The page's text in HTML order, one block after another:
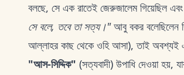
বলছে, সে এক রাতেই জেরুজালেম গিয়েছিল
সে বলে, তবে তা সত্য।"আবু বকর বলেছিলেন
আল্লাহর কাছ থেকে ওহি আসা), তাই অবশ্যই
"আস-সিদ্দিক" (সত্যবাদী) উপাধি দেওয়া হয়,